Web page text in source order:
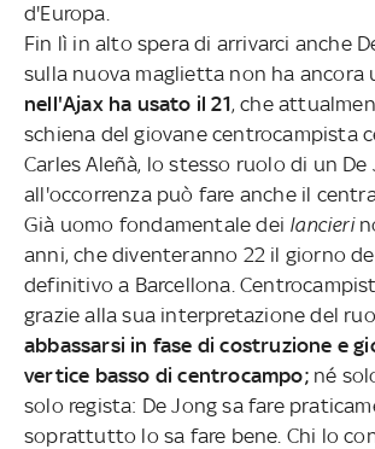
d'Europa.
Fin lì in alto spera di arrivarci anche
sulla nuova maglietta non ha ancora
nell'Ajax ha usato il 21, che
schiena del giovane centrocampista
Carles Aleñà, lo stesso ruolo di un De
all'occorrenza può fare anche il
Già uomo fondamentale dei lancieri
anni, che diventeranno 22 il giorno
definitivo a Barcellona.
grazie alla sua interpretazione del
abbassarsi in fase di costruzione e
vertice basso di centrocampo;né
solo regista: De Jong sa fare
soprattutto lo sa fare bene. Chi lo